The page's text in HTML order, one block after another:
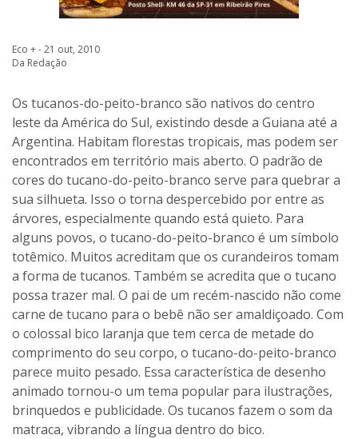
Eco + - 21 out, 2010
Da Redação
Os tucanos-do-peito-branco são nativos do centro
leste da América do Sul, existindo desde a Guiana até a
Argentina. Habitam florestas tropicais, mas podem ser
encontrados em território mais aberto. O padrão de
cores do tucano-do-peito-branco serve para quebrar a
sua silhueta. Isso o torna despercebido por entre as
árvores, especialmente quando está quieto. Para
alguns povos, o tucano-do-peito-branco é um símbolo
totêmico. Muitos acreditam que os curandeiros tomam
a forma de tucanos. Também se acredita que o tucano
possa trazer mal. O pai de um recém-nascido não come
carne de tucano para o bebê não ser amaldiçoado. Com
o colossal bico laranja que tem cerca de metade do
comprimento do seu corpo, o tucano-do-peito-branco
parece muito pesado. Essa característica de desenho
animado tornou-o um tema popular para ilustrações,
brinquedos e publicidade. Os tucanos fazem o som da
matraca, vibrando a língua dentro do bico.